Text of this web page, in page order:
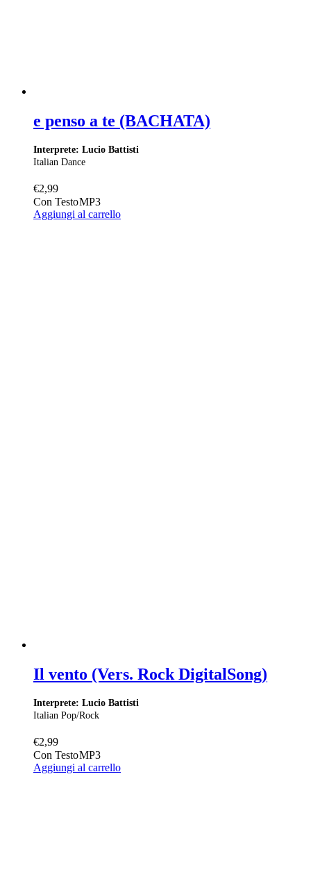
e penso a te (BACHATA)
Interprete: Lucio Battisti
Italian Dance
€2,99
Con TestoMP3
Aggiungi al carrello
Il vento (Vers. Rock DigitalSong)
Interprete: Lucio Battisti
Italian Pop/Rock
€2,99
Con TestoMP3
Aggiungi al carrello